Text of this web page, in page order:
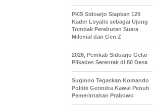
PKB Sidoarjo Siapkan 120
Kader Loyalis sebagai Ujung
Tombak Perebutan Suara
Milenial dan Gen Z
2026, Pemkab Sidoarjo Gelar
Pilkades Serentak di 80 Desa
Sugiono Tegaskan Komando
Politik Gerindra Kawal Penuh
Pemerintahan Prabowo